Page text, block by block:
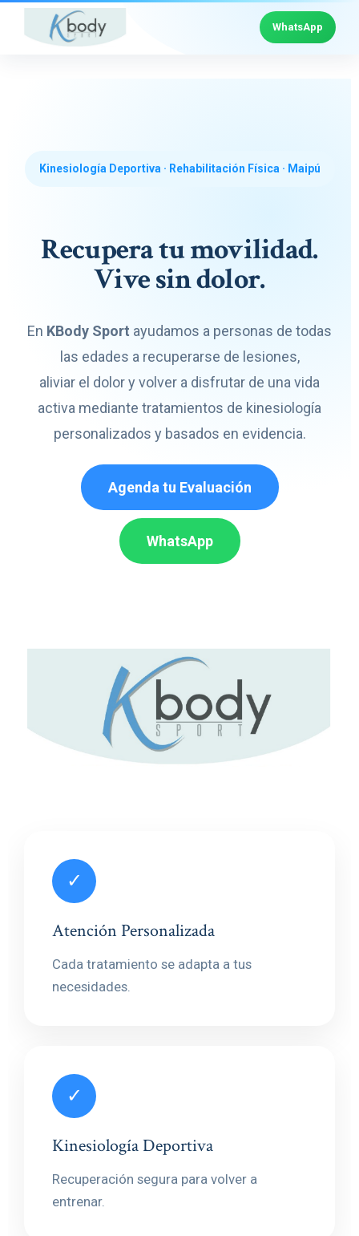
WhatsApp
Kinesiología Deportiva · Rehabilitación Física · Maipú
Recupera tu movilidad.
Vive sin dolor.
En KBody Sport ayudamos a personas de todas
las edades a recuperarse de lesiones,
aliviar el dolor y volver a disfrutar de una vida
activa mediante tratamientos de kinesiología
personalizados y basados en evidencia.
Agenda tu Evaluación
WhatsApp
✓
Atención Personalizada
Cada tratamiento se adapta a tus
necesidades.
✓
Kinesiología Deportiva
Recuperación segura para volver a
entrenar.